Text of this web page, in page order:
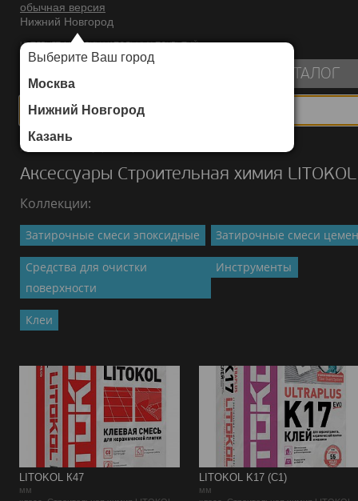
обычная версия
Нижний Новгород
Выберите Ваш город
Москва
Нижний Новгород
Казань
ИНТЕРНЕТ-МАГАЗИН НАПОЛЬНЫХ ПОКРЫТИЙ
КАТАЛОГ
Каталог
Аксессуары Строительная химия
Коллекции:
Затирочные смеси эпоксидные Затирочные смеси
Средства для очистки
поверхности
Инструменты
Клеи
LITOKOL К47
мм
LITOKOL K17 (C1)
мм